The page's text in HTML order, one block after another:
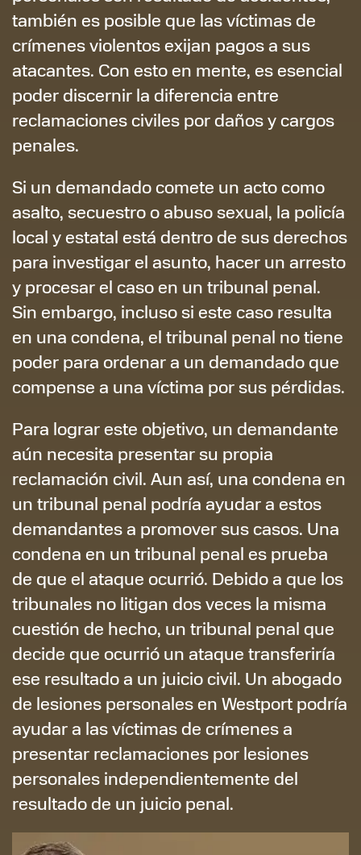
también es posible que las víctimas de
crímenes violentos exijan pagos a sus
atacantes. Con esto en mente, es esencial
poder discernir la diferencia entre
reclamaciones civiles por daños y cargos
penales.
Si un demandado comete un acto como
asalto, secuestro o abuso sexual, la policía
local y estatal está dentro de sus derechos
para investigar el asunto, hacer un arresto
y procesar el caso en un tribunal penal.
Sin embargo, incluso si este caso resulta
en una condena, el tribunal penal no tiene
poder para ordenar a un demandado que
compense a una víctima por sus pérdidas.
Para lograr este objetivo, un demandante
aún necesita presentar su propia
reclamación civil. Aun así, una condena en
un tribunal penal podría ayudar a estos
demandantes a promover sus casos. Una
condena en un tribunal penal es prueba
de que el ataque ocurrió. Debido a que los
tribunales no litigan dos veces la misma
cuestión de hecho, un tribunal penal que
decide que ocurrió un ataque transferiría
ese resultado a un juicio civil. Un abogado
de lesiones personales en Westport podría
ayudar a las víctimas de crímenes a
presentar reclamaciones por lesiones
personales independientemente del
resultado de un juicio penal.